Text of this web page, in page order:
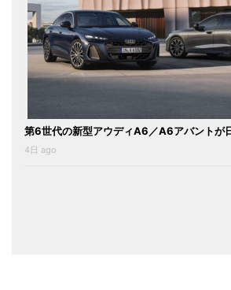
第6世代の新型アウディA6／A6アバントが
4日 ago